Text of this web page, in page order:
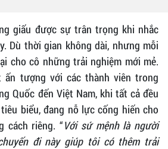
giấu được sự trân trọng khi nhắc
Dù thời gian không dài, nhưng mỗi
cho cô những trải nghiệm mới mẻ.
ấn tượng với các thành viên trong
Quốc đến Việt Nam, khi tất cả đều
biểu, đang nỗ lực cống hiến cho
cách riêng. “Với sứ mệnh là người
đi này giúp tôi có thêm trải